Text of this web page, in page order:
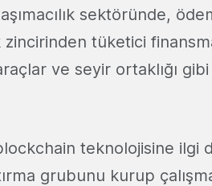
sektöründe,
tüketici
ve seyir ortaklığı
teknolojisine ilgi
grubunu kurup